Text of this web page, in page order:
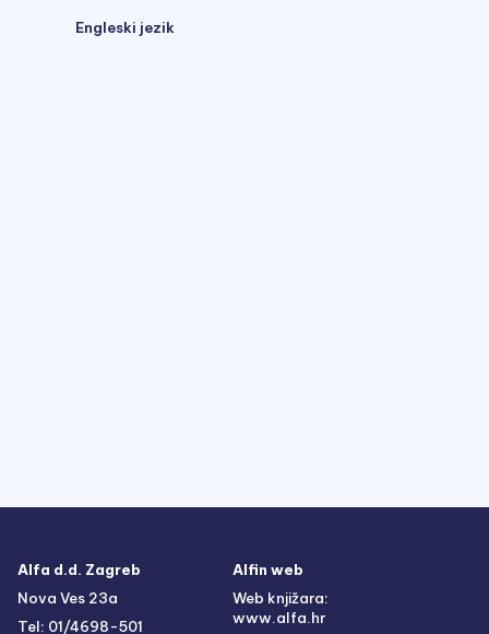
Engleski jezik
Alfa d.d. Zagreb
Nova Ves 23a
Tel: 01/4698-501
Alfin web
Web knjižara:
www.alfa.hr